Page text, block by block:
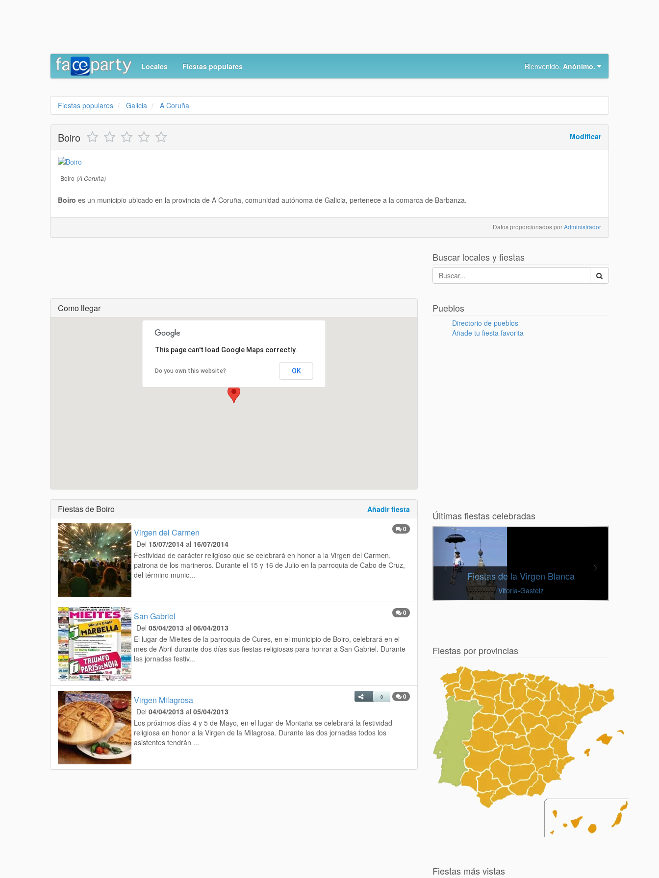
Locales Fiestas populares Bienvenido, Anónimo.
Fiestas populares Galicia A Coruña
Modificar
Boiro
Boiro (A Coruña)
Boiro es un municipio ubicado en la provincia de A Coruña, comunidad autónoma de Galicia, pertenece a la comarca de Barbanza.
Datos proporcionados porAdministrador
Como llegar
This page can't load Google Maps correctly.
Do you own this website? OK
Añadir fiesta
Fiestas de Boiro
0
Virgen del Carmen
Del 15/07/2014 al 16/07/2014
Festividad de carácter religioso que se celebrará en honor a la Virgen del Carmen,
patrona de los marineros. Durante el 15 y 16 de Julio en la parroquia de Cabo de Cruz,
del término munic...
0
San Gabriel
Del 05/04/2013 al 06/04/2013
El lugar de Mieites de la parroquia de Cures, en el municipio de Boiro, celebrará en el
mes de Abril durante dos días sus fiestas religiosas para honrar a San Gabriel. Durante
las jornadas festiv...
0
0
Virgen Milagrosa
Del 04/04/2013 al 05/04/2013
Los próximos días 4 y 5 de Mayo, en el lugar de Montaña se celebrará la festividad
religiosa en honor a la Virgen de la Milagrosa. Durante las dos jornadas todos los
asistentes tendrán ...
Buscar locales y fiestas
Pueblos
Directorio de pueblos
Añade tu fiesta favorita
Últimas fiestas celebradas
Fiestas de la Virgen Blanca
Vitoria-Gasteiz
Fiestas por provincias
Fiestas más vistas